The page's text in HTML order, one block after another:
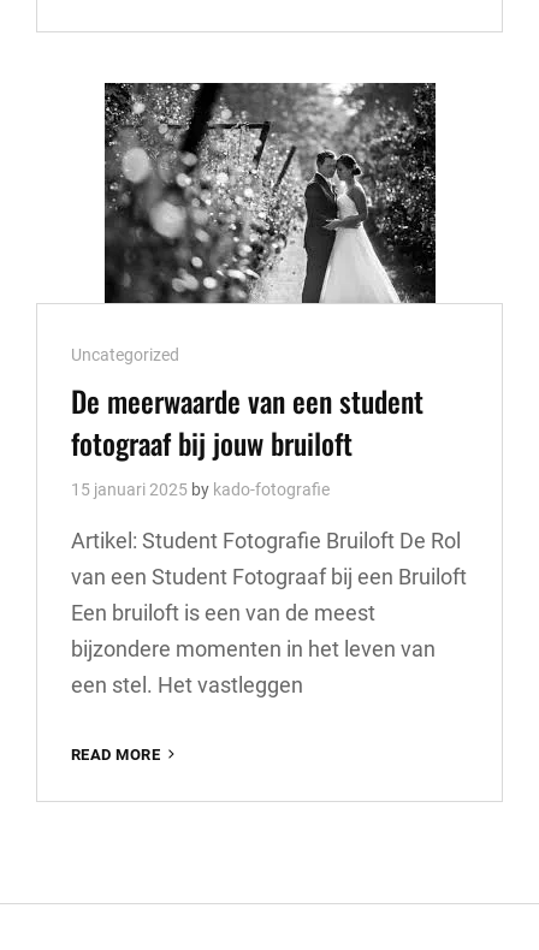
EEN
TROUWREPORTAGE
Cat
Links
Uncategorized
De meerwaarde van een student
fotograaf bij jouw bruiloft
15 januari 2025 by kado-fotografie
Artikel: Student Fotografie Bruiloft De Rol
van een Student Fotograaf bij een Bruiloft
Een bruiloft is een van de meest
bijzondere momenten in het leven van
een stel. Het vastleggen
READ MORE
VAN
BIJ